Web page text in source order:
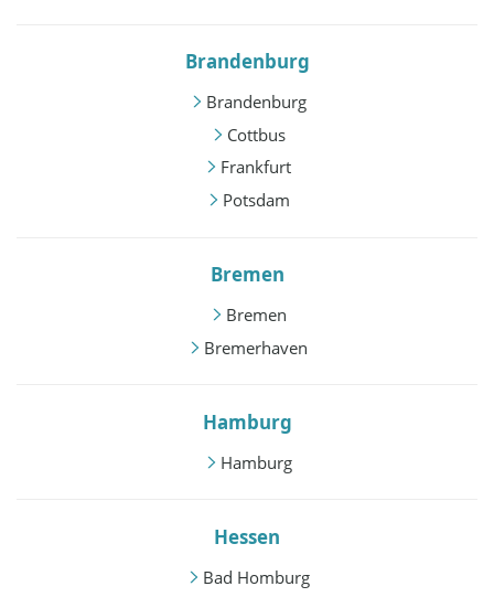
Brandenburg
Brandenburg
Cottbus
Frankfurt
Potsdam
Bremen
Bremen
Bremerhaven
Hamburg
Hamburg
Hessen
Bad Homburg